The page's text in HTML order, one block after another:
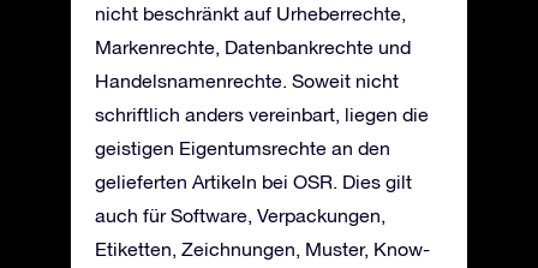
nicht beschränkt auf Urheberrechte,
Markenrechte, Datenbankrechte und
Handelsnamenrechte. Soweit nicht
schriftlich anders vereinbart, liegen die
geistigen Eigentumsrechte an den
gelieferten Artikeln bei OSR. Dies gilt
auch für Software, Verpackungen,
Etiketten, Zeichnungen, Muster, Know-